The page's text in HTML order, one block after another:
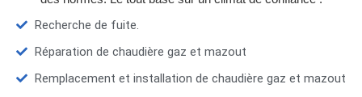
Recherche de fuite.
Réparation de chaudière gaz et mazout
Remplacement et installation de chaudière gaz et mazout